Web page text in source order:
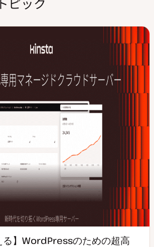
る】WordPressのための超高